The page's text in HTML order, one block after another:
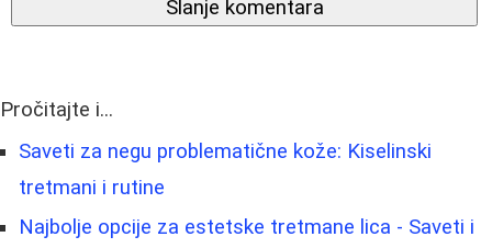
Slanje komentara
Pročitajte i...
Saveti za negu problematične kože: Kiselinski
tretmani i rutine
Najbolje opcije za estetske tretmane lica - Saveti i